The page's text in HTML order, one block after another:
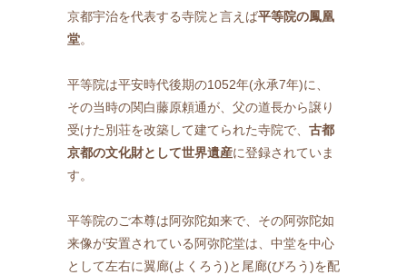
京都宇治を代表する寺院と言えば平等院の鳳凰
堂。
平等院は平安時代後期の1052年(永承7年)に、
その当時の関白藤原頼通が、父の道長から譲り
受けた別荘を改築して建てられた寺院で、 古都
京都の文化財として世界遺産に登録されていま
す。
平等院のご本尊は阿弥陀如来で、その阿弥陀如
来像が安置されている阿弥陀堂は、中堂を中心
として左右に翼廊(よくろう)と尾廊(びろう)を配